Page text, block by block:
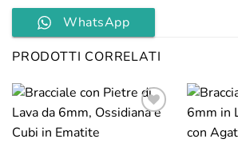
WhatsApp
PRODOTTI CORRELATI